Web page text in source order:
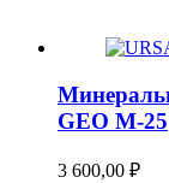
GEO М-25
3 600,00 ₽